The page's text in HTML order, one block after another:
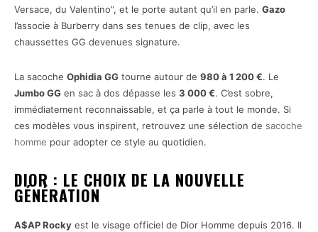
Versace, du Valentino”, et le porte autant qu’il en parle. Gazo
l’associe à Burberry dans ses tenues de clip, avec les
chaussettes GG devenues signature.
La sacoche Ophidia GG tourne autour de 980 à 1 200 €. Le
Jumbo GG en sac à dos dépasse les 3 000 €. C’est sobre,
immédiatement reconnaissable, et ça parle à tout le monde. Si
ces modèles vous inspirent, retrouvez une sélection de sacoche
homme pour adopter ce style au quotidien.
DIOR : LE CHOIX DE LA NOUVELLE
GÉNÉRATION
A$AP Rocky est le visage officiel de Dior Homme depuis 2016. Il